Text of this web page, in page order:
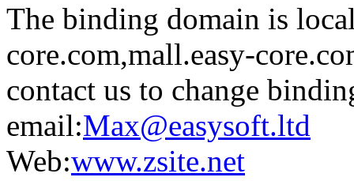
The binding domain is
core.com,mall.easy-
contact us to change
email:Max@easysoft.ltd
Web:www.zsite.net